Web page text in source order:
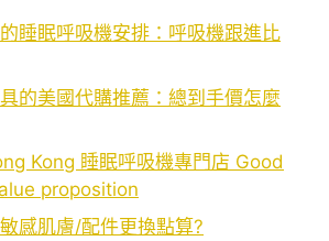
睡眠呼吸機安排：呼吸機跟進比
的美國代購推薦：總到手價怎麼
Kong 睡眠呼吸機專門店 Good
proposition
感肌膚/配件更換點算?